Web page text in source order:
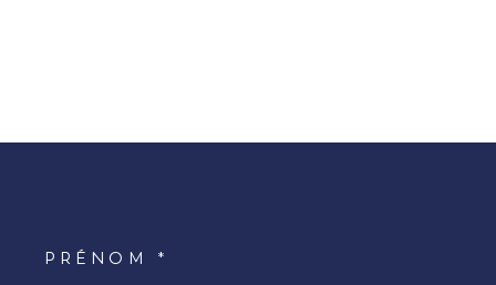
PRÉNOM *